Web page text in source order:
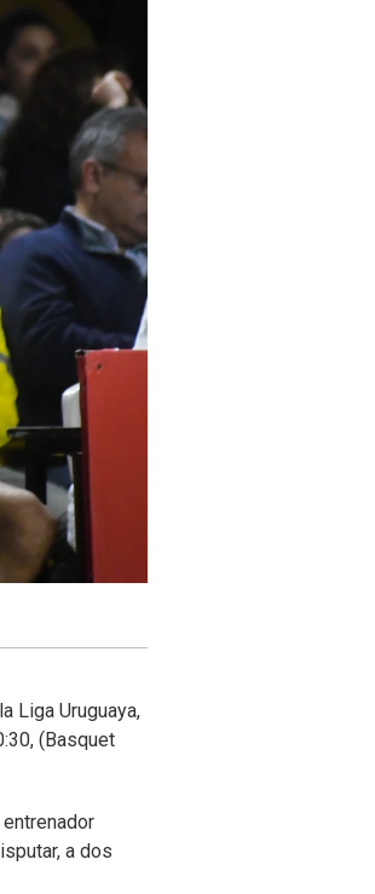
Liga Uruguaya,
(Basquet
a dos